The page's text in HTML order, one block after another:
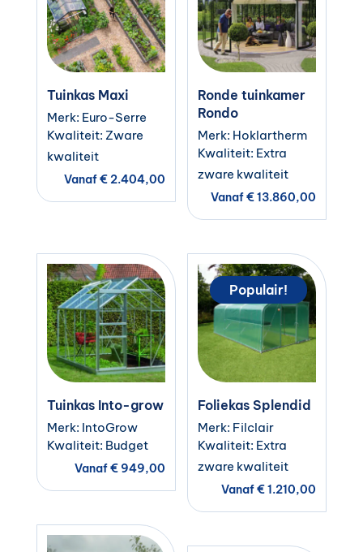
Tuinkas Maxi
Merk: Euro-Serre
Kwaliteit: Zware
kwaliteit
Vanaf€2.404,00
Ronde tuinkamer
Rondo
Merk: Hoklartherm
Kwaliteit: Extra
zware kwaliteit
Vanaf€13.860,00
Tuinkas Into-grow
Merk: IntoGrow
Kwaliteit: Budget
Vanaf€949,00
Populair!
Foliekas Splendid
Merk: Filclair
Kwaliteit: Extra
zware kwaliteit
Vanaf€1.210,00